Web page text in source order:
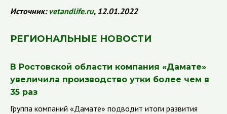
Источник:vetandlife.ru, 12.01.2022
РЕГИОНАЛЬНЫЕ НОВОСТИ
В Ростовской области компания «Дамате»
увеличила производство утки более чем в
35 раз
Группа компаний «Дамате» подводит итоги развития